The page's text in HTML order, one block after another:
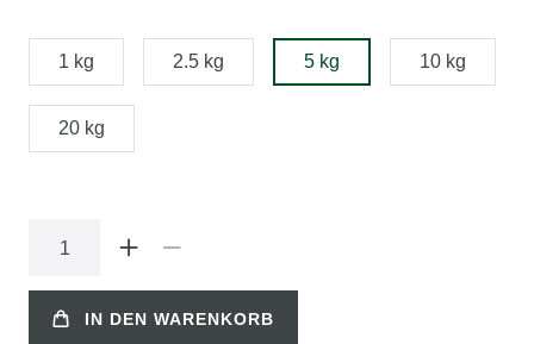
1 kg 2.5 kg 5 kg 10 kg
20 kg
IN DEN WARENKORB